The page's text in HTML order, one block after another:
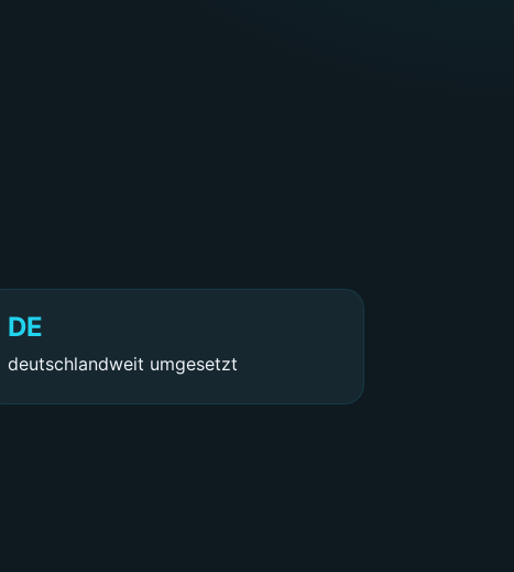
DE
deutschlandweit umgesetzt